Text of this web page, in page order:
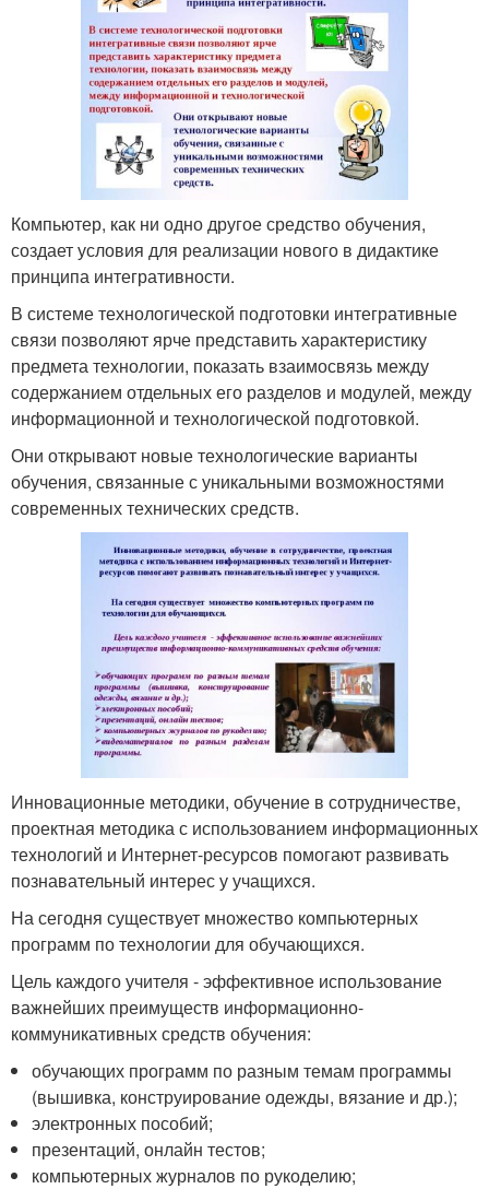
Компьютер, как ни одно другое средство обучения,
создает условия для реализации нового в дидактике
принципа интегративности.
В системе технологической подготовки интегративные
связи позволяют ярче представить характеристику
предмета технологии, показать взаимосвязь между
содержанием отдельных его разделов и модулей, между
информационной и технологической подготовкой.
Они открывают новые технологические варианты
обучения, связанные с уникальными возможностями
современных технических средств.
Инновационные методики, обучение в сотрудничестве,
проектная методика с использованием информационных
технологий и Интернет-ресурсов помогают развивать
познавательный интерес у учащихся.
На сегодня существует множество компьютерных
программ по технологии для обучающихся.
Цель каждого учителя - эффективное использование
важнейших преимуществ информационно-
коммуникативных средств обучения:
обучающих программ по разным темам программы
(вышивка, конструирование одежды, вязание и др.);
электронных пособий;
презентаций, онлайн тестов;
компьютерных журналов по рукоделию;